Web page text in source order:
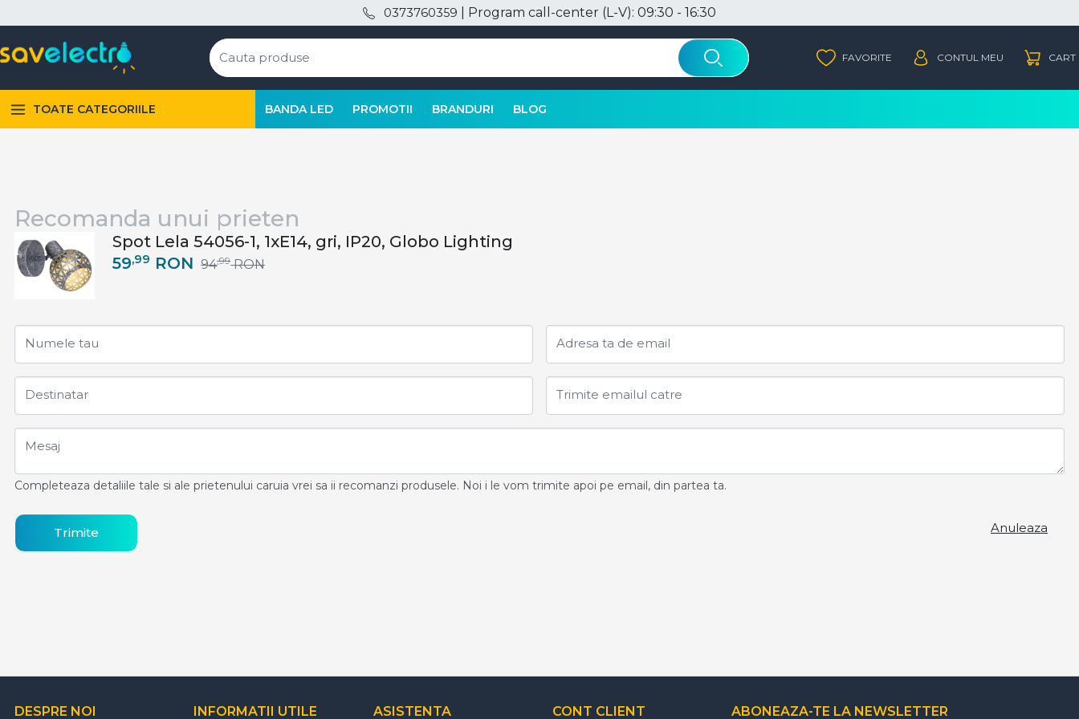
0373760359 | Program call-center (L-V): 09:30 - 16:30
TOATE CATEGORIILE BANDA LED PROMOTII BRANDURI BLOG
Recomanda unui prieten
Spot Lela 54056-1, 1xE14, gri, IP20, Globo Lighting
59,99 RON 94,99 RON
Numele tau Adresa ta de email
Destinatar Trimite emailul catre
Mesaj
Completeaza detaliile tale si ale prietenului caruia vrei sa ii recomanzi produsele. Noi i le vom trimite apoi pe email, din partea ta.
Trimite Anuleaza
DESPRE NOI INFORMATII UTILE ASISTENTA CONT CLIENT ABONEAZA-TE LA NEWSLETTER